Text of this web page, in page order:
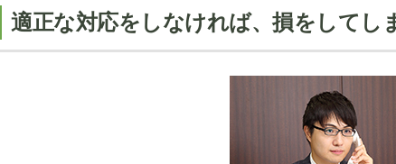
適正な対応をしなければ、損をしてし